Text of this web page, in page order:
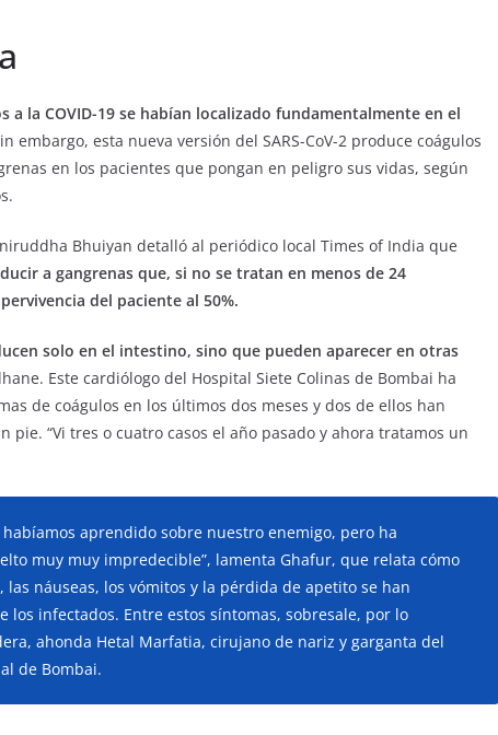
la COVID-19 se habían localizado fundamentalmente en el
embargo, esta nueva versión del SARS-CoV-2 produce coágulos
en los pacientes que pongan en peligro sus vidas, según
Bhuiyan detalló al periódico local Times of India que
a gangrenas que, si no se tratan en menos de 24
del paciente al 50%.
solo en el intestino, sino que pueden aparecer en otras
Este cardiólogo del Hospital Siete Colinas de Bombai ha
de coágulos en los últimos dos meses y dos de ellos han
“Vi tres o cuatro casos el año pasado y ahora tratamos un
habíamos aprendido sobre nuestro enemigo, pero ha
muy muy impredecible”, lamenta Ghafur, que relata cómo
náuseas, los vómitos y la pérdida de apetito se han
los infectados. Entre estos síntomas, sobresale, por lo
ahonda Hetal Marfatia, cirujano de nariz y garganta del
de Bombai.